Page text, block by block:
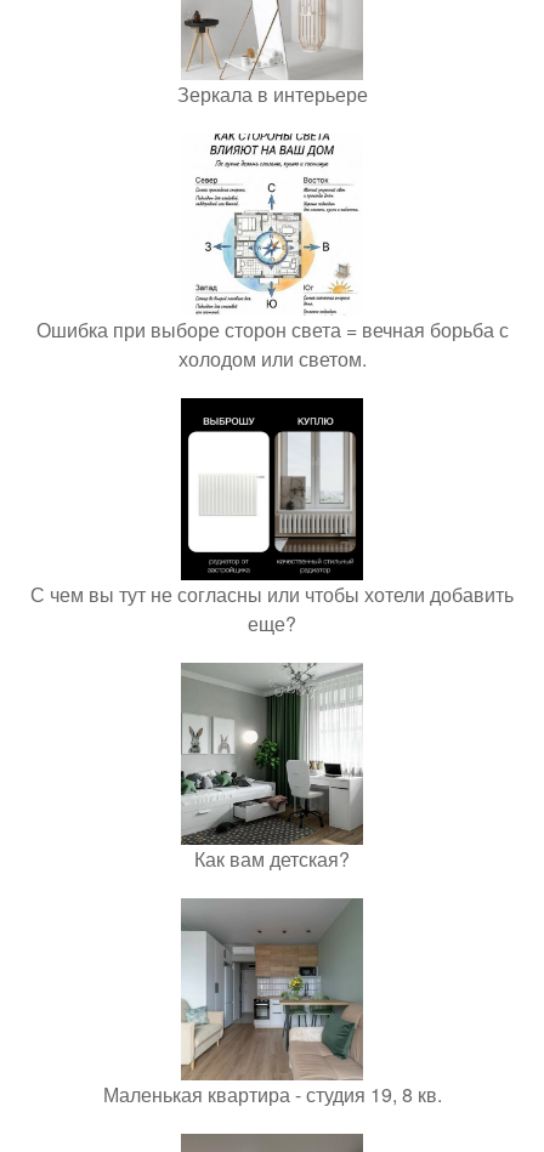
Зеркала в интерьере
Ошибка при выборе сторон света = вечная борьба с
холодом или светом.
С чем вы тут не согласны или чтобы хотели добавить
еще?
Как вам детская?
Маленькая квартира - студия 19, 8 кв.